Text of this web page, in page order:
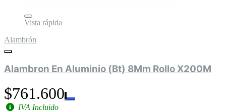
Vista rápida
Alambrón
Alambron En Aluminio (Bt) 8Mm Rollo X200M
$761.600
IVA Incluido